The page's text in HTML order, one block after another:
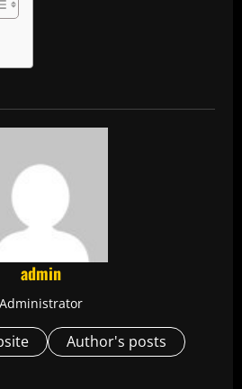
admin
Administrator
Author's posts